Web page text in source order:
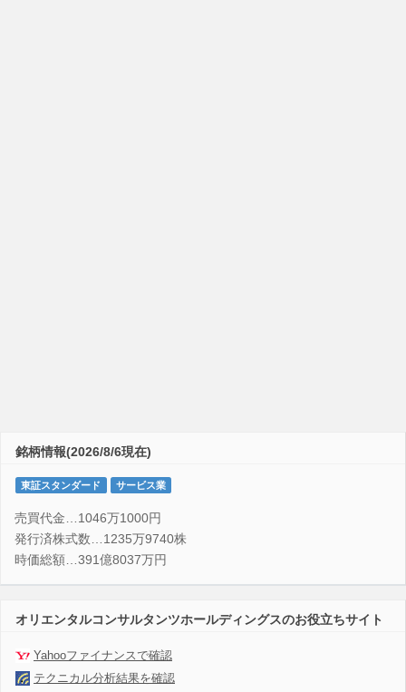
銘柄情報(2026/8/6現在)
東証スタンダード サービス業
売買代金…1046万1000円
発行済株式数…1235万9740株
時価総額…391億8037万円
オリエンタルコンサルタンツホールディングスのお役立ちサイト
Yahooファイナンスで確認
テクニカル分析結果を確認